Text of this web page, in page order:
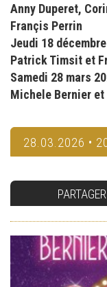
Anny Duperet,
Françis Perrin
Jeudi 18
Patrick Timsit et
Samedi 28 mars
Michele Bernier
28.03.2026 •
PARTAGER